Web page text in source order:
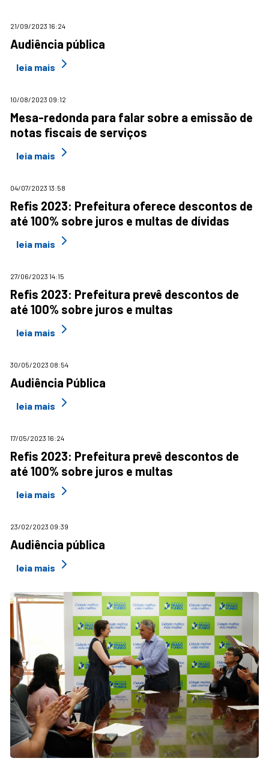
21/09/2023 16:24
Audiência pública
leia mais
10/08/2023 09:12
Mesa-redonda para falar sobre a emissão de
notas fiscais de serviços
leia mais
04/07/2023 13:58
Refis 2023: Prefeitura oferece descontos de
até 100% sobre juros e multas de dívidas
leia mais
27/06/2023 14:15
Refis 2023: Prefeitura prevê descontos de
até 100% sobre juros e multas
leia mais
30/05/2023 08:54
Audiência Pública
leia mais
17/05/2023 16:24
Refis 2023: Prefeitura prevê descontos de
até 100% sobre juros e multas
leia mais
23/02/2023 09:39
Audiência pública
leia mais